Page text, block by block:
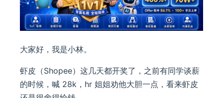
大家好，我是小林。
虾皮（Shopee）这几天都开奖了，之前有同学谈薪
的时候，喊 28k，hr 姐姐劝他大胆一点，看来虾皮